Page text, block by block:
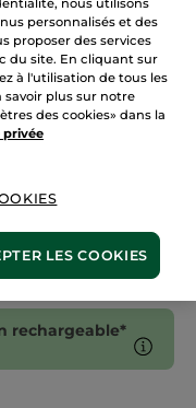
ICI
rechargeable*
personnalisés et des
proposer des services
du site. En cliquant sur
à l'utilisation de tous les
savoir plus sur notre
des cookies» dans la
privée
LES COOKIES